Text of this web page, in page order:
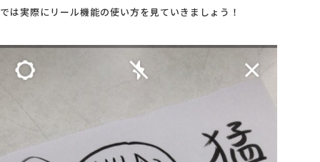
では実際にリール機能の使い方を見ていきましょう！